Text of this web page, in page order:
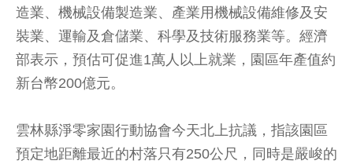
造業、機械設備製造業、產業用機械設備維修及安
裝業、運輸及倉儲業、科學及技術服務業等。經濟
部表示，預估可促進1萬人以上就業，園區年產值約
新台幣200億元。
雲林縣淨零家園行動協會今天北上抗議，指該園區
預定地距離最近的村落只有250公尺，同時是嚴峻的